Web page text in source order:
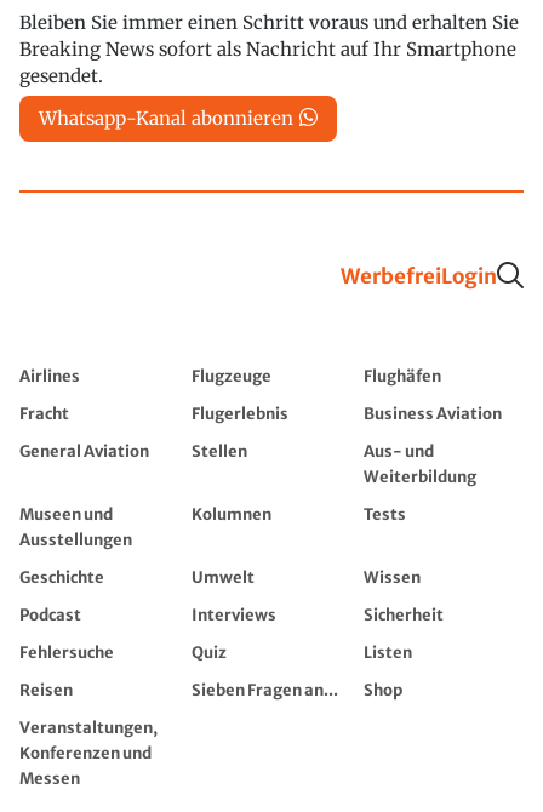
Bleiben Sie immer einen Schritt voraus und erhalten Sie
Breaking News sofort als Nachricht auf Ihr Smartphone
gesendet.
Whatsapp-Kanal abonnieren
WerbefreiLogin
Airlines Flugzeuge
Flughäfen
Fracht
Flugerlebnis
Business Aviation
General Aviation
Stellen
Aus- und
Weiterbildung
Museen und
Ausstellungen
Kolumnen Tests
Geschichte Umwelt
Wissen
Podcast
Interviews
Sicherheit
Fehlersuche
Quiz
Listen
Reisen
Sieben Fragen an...
Shop
Veranstaltungen,
Konferenzen und
Messen